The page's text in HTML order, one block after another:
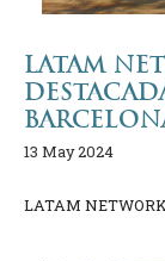
LATAM
13 May 2024
LATAM